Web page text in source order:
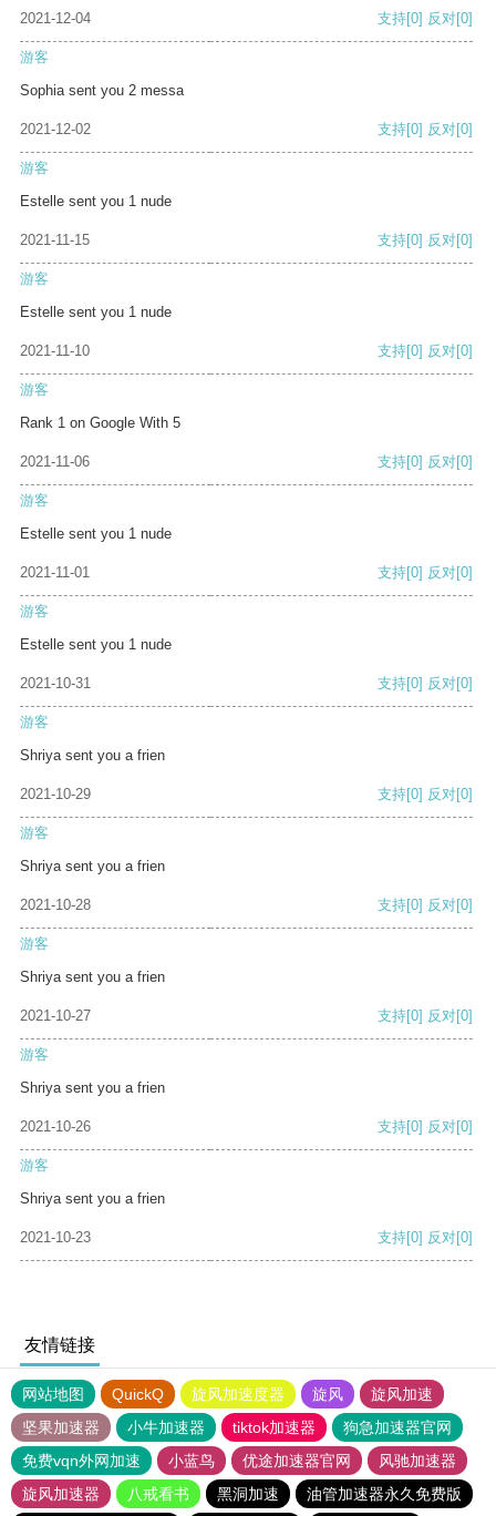
2021-12-04 支持[0] 反对[0]
游客
Sophia sent you 2 messa
2021-12-02 支持[0] 反对[0]
游客
Estelle sent you 1 nude
2021-11-15 支持[0] 反对[0]
游客
Estelle sent you 1 nude
2021-11-10 支持[0] 反对[0]
游客
Rank 1 on Google With 5
2021-11-06 支持[0] 反对[0]
游客
Estelle sent you 1 nude
2021-11-01 支持[0] 反对[0]
游客
Estelle sent you 1 nude
2021-10-31 支持[0] 反对[0]
游客
Shriya sent you a frien
2021-10-29 支持[0] 反对[0]
游客
Shriya sent you a frien
2021-10-28 支持[0] 反对[0]
游客
Shriya sent you a frien
2021-10-27 支持[0] 反对[0]
游客
Shriya sent you a frien
2021-10-26 支持[0] 反对[0]
游客
Shriya sent you a frien
2021-10-23 支持[0] 反对[0]
友情链接
网站地图 QuickQ 旋风加速度器 旋风
旋风加速
坚果加速器
小牛加速器 tiktok加速器
狗急加速器官网
免费vqn外网加速
小蓝鸟 优途加速器官网
风驰加速器
旋风加速器
八戒看书 黑洞加速 油管加速器永久免费版